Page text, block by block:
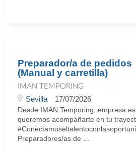
Preparador/a de pedidos
(Manual y carretilla)
IMAN TEMPORING
Sevilla 17/07/2026
Desde IMAN Temporing, empresa
queremos acompañarte en tu
Preparadores/as de ...